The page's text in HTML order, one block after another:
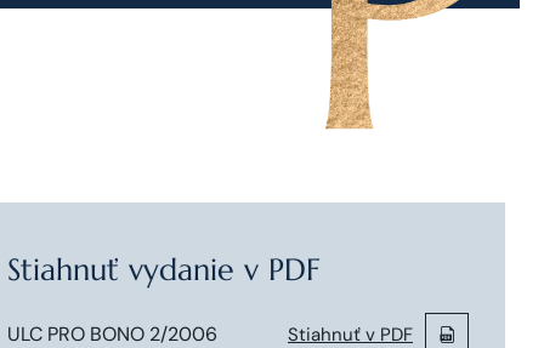
Stiahnuť vydanie v PDF
ULC PRO BONO 2/2006 Stiahnuť v PDF